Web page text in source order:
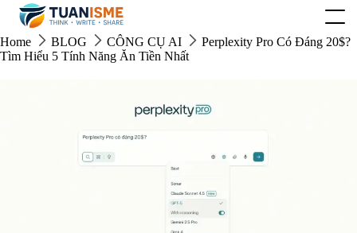
Skip
content
Home BLOG CÔNG CỤ AI
Perplexity Pro Có Đáng 20$?
Tìm Hiểu 5 Tính Năng Ăn Tiền Nhất